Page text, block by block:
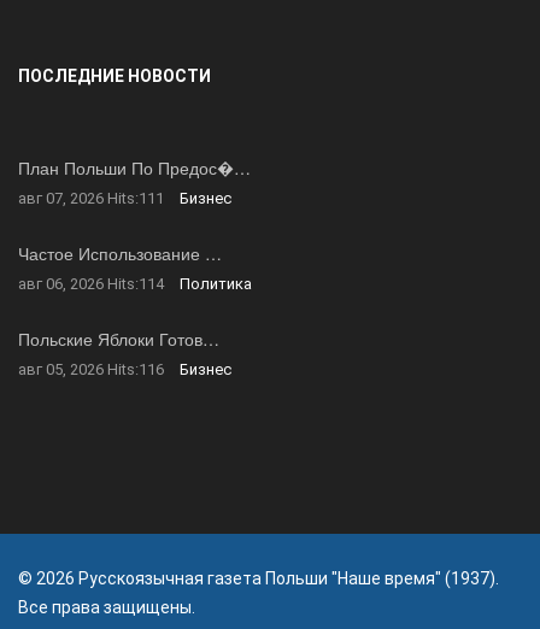
ПОСЛЕДНИЕ НОВОСТИ
План Польши По Предос�…
авг 07, 2026 Hits:111 Бизнес
Частое Использование …
авг 06, 2026 Hits:114 Политика
Польские Яблоки Готов…
авг 05, 2026 Hits:116 Бизнес
© 2026 Русскоязычная газета Польши "Наше время" (1937).
Все права защищены.